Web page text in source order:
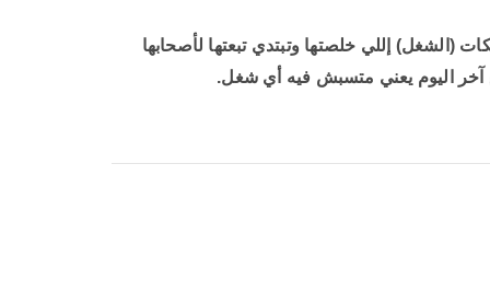
(الشغل) إللي خلصتها وتبتدي تبعتها لأصحابها
آخر اليوم يعني متسبش فيه أي شغل.